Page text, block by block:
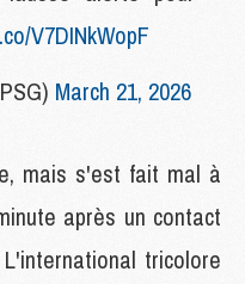
V7DINkWopF
March 21, 2026
mais s'est fait mal à
après un contact
tricolore